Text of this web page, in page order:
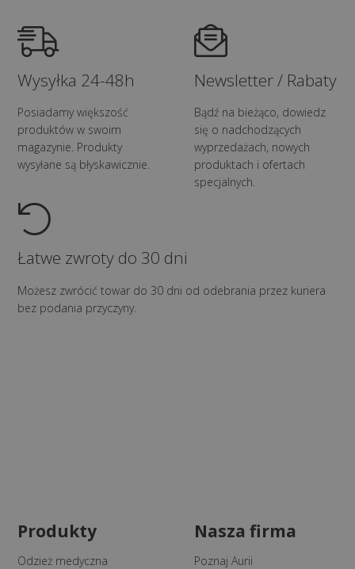
Wysyłka 24-48h
Posiadamy większość
produktów w swoim
magazynie. Produkty
wysyłane są błyskawicznie.
Newsletter / Rabaty
Bądź na bieżąco, dowiedz
się o nadchodzących
wyprzedażach, nowych
produktach i ofertach
specjalnych.
Łatwe zwroty do 30 dni
Możesz zwrócić towar do 30 dni od odebrania przez kuriera
bez podania przyczyny.
Produkty
Odzież medyczna
Nasza firma
Poznaj Aurii